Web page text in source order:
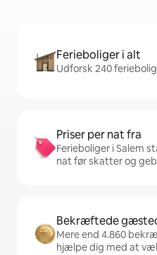
Ferieboliger i alt
Udforsk 240
Priser per nat fra
Ferieboliger i Salem
nat før skatter og
Bekræftede
Mere end 4.860
hjælpe dig med at